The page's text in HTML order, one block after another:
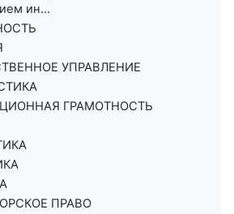
ин...
УПРАВЛЕНИЕ
ГРАМОТНОСТЬ
ПРАВО